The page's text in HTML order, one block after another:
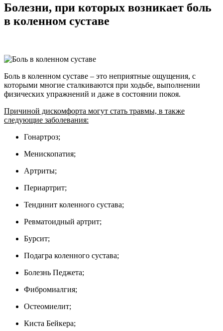
Болезни, при которых возникает боль
в коленном суставе
Боль в коленном суставе – это неприятные ощущения, с
которыми многие сталкиваются при ходьбе, выполнении
физических упражнений и даже в состоянии покоя.
Причиной дискомфорта могут стать травмы, в также
следующие заболевания:
Гонартроз;
Менископатия;
Артриты;
Периартрит;
Тендинит коленного сустава;
Ревматоидный артрит;
Бурсит;
Подагра коленного сустава;
Болезнь Педжета;
Фибромиалгия;
Остеомиелит;
Киста Бейкера;